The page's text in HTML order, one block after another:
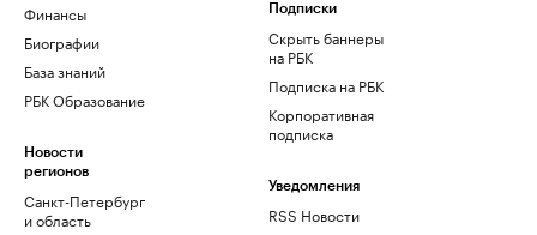
Финансы
Биографии
База знаний
РБК Образование
Новости
регионов
Санкт-Петербург
и область
Подписки
Скрыть баннеры
на РБК
Подписка на РБК
Корпоративная
подписка
Уведомления
RSS Новости